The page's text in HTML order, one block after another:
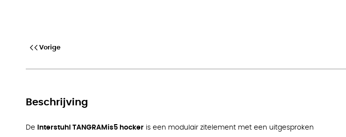
Vorige
Beschrijving
De Interstuhl TANGRAMis5 hocker is een modulair zitelement met een uitgesproken